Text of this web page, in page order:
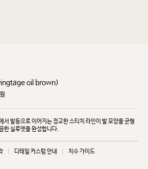
oil brown)
원
서 발등으로 이어지는 정교한 스티치 라인이 발 모양을 균형
한 실루엣을 완성합니다.
디테일 커스텀 안내 치수 가이드